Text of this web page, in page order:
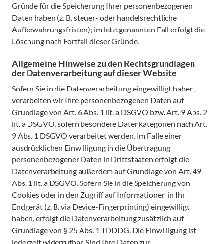
Gründe für die Speicherung Ihrer personenbezogenen
Daten haben (z. B. steuer- oder handelsrechtliche
Aufbewahrungsfristen); im letztgenannten Fall erfolgt die
Löschung nach Fortfall dieser Gründe.
Allgemeine Hinweise zu den Rechtsgrundlagen
der Datenverarbeitung auf dieser Website
Sofern Sie in die Datenverarbeitung eingewilligt haben,
verarbeiten wir Ihre personenbezogenen Daten auf
Grundlage von Art. 6 Abs. 1 lit. a DSGVO bzw. Art. 9 Abs. 2
lit. a DSGVO, sofern besondere Datenkategorien nach Art.
9 Abs. 1 DSGVO verarbeitet werden. Im Falle einer
ausdrücklichen Einwilligung in die Übertragung
personenbezogener Daten in Drittstaaten erfolgt die
Datenverarbeitung außerdem auf Grundlage von Art. 49
Abs. 1 lit. a DSGVO. Sofern Sie in die Speicherung von
Cookies oder in den Zugriff auf Informationen in Ihr
Endgerät (z. B. via Device-Fingerprinting) eingewilligt
haben, erfolgt die Datenverarbeitung zusätzlich auf
Grundlage von § 25 Abs. 1 TDDDG. Die Einwilligung ist
jederzeit widerrufbar. Sind Ihre Daten zur